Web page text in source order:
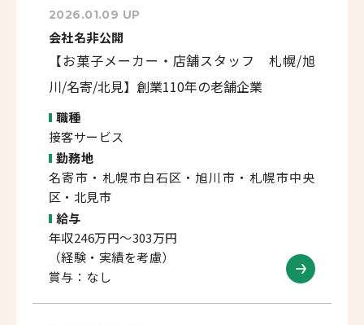
2026.01.09 UP
会社名非公開
【お菓子メーカー・店舗スタッフ 札幌/旭
川/名寄/北見】創業110年の老舗企業
職種
接客サービス
勤務地
名寄市・札幌市白石区・旭川市・札幌市中央
区・北見市
給与
年収246万円～303万円
（経験・実績を考慮）
賞与：なし